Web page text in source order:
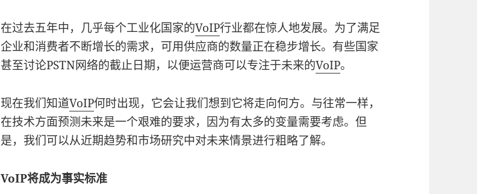
在过去五年中，几乎每个工业化国家的VoIP行业都在惊人地发展。为了满足
企业和消费者不断增长的需求，可用供应商的数量正在稳步增长。有些国家
甚至讨论PSTN网络的截止日期，以便运营商可以专注于未来的VoIP。
现在我们知道VoIP何时出现，它会让我们想到它将走向何方。与往常一样，
在技术方面预测未来是一个艰难的要求，因为有太多的变量需要考虑。但
是，我们可以从近期趋势和市场研究中对未来情景进行粗略了解。
VoIP将成为事实标准